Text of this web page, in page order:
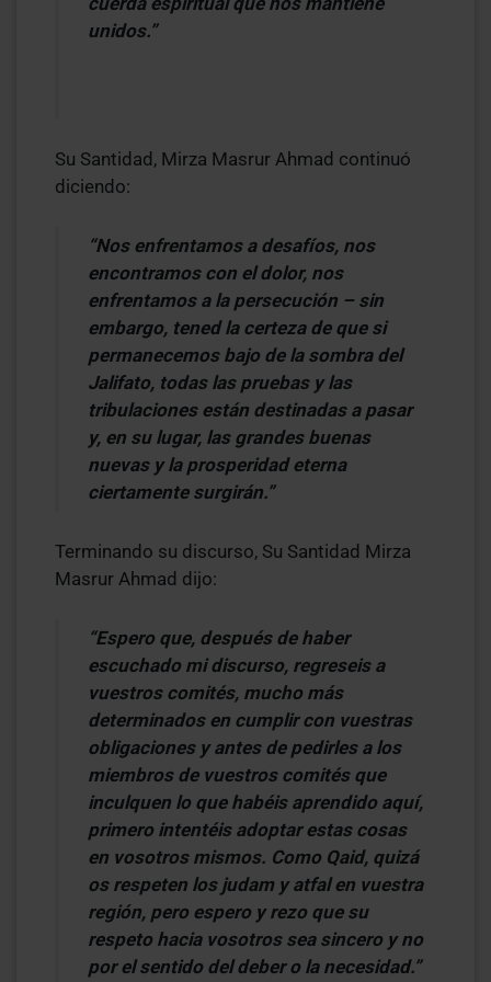
unidos.”
Su Santidad, Mirza Masrur Ahmad continuó
diciendo:
“Nos enfrentamos a desafíos, nos
encontramos con el dolor, nos
enfrentamos a la persecución – sin
embargo, tened la certeza de que si
permanecemos bajo de la sombra del
Jalifato, todas las pruebas y las
tribulaciones están destinadas a pasar
y, en su lugar, las grandes buenas
nuevas y la prosperidad eterna
ciertamente surgirán.”
Terminando su discurso, Su Santidad Mirza
Masrur Ahmad dijo:
“Espero que, después de haber
escuchado mi discurso, regreseis a
vuestros comités, mucho más
determinados en cumplir con vuestras
obligaciones y antes de pedirles a los
miembros de vuestros comités que
inculquen lo que habéis aprendido aquí,
primero intentéis adoptar estas cosas
en vosotros mismos. Como Qaid, quizá
os respeten los judam y atfal en vuestra
región, pero espero y rezo que su
respeto hacia vosotros sea sincero y no
por el sentido del deber o la necesidad.”